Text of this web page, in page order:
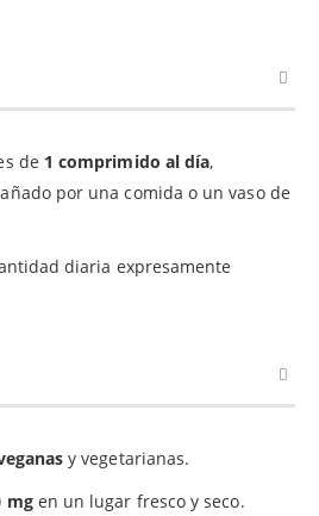
de 1 comprimido al día,
por una comida o un vaso de
diaria expresamente
y vegetarianas.
mgen un lugar fresco y seco.